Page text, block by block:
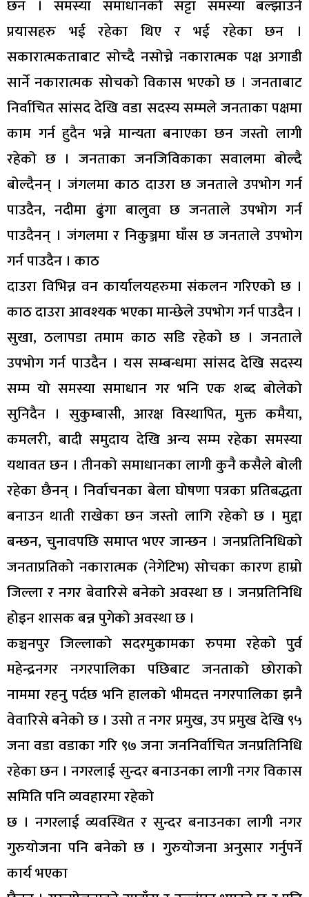
छन । समस्या समाधानको सट्टा समस्या बल्झाउने
प्रयासहरु भई रहेका थिए र भई रहेका छन ।
सकारात्मकताबाट सोच्दै नसोच्ने नकारात्मक पक्ष अगाडी
सार्ने नकारात्मक सोचको विकास भएको छ । जनताबाट
निर्वाचित सांसद देखि वडा सदस्य सम्मले जनताका पक्षमा
काम गर्न हुदैन भन्ने मान्यता बनाएका छन जस्तो लागी
रहेको छ । जनताका जनजिविकाका सवालमा बोल्दै
बोल्दैनन् । जंगलमा काठ दाउरा छ जनताले उपभोग गर्न
पाउदैन, नदीमा ढुंगा बालुवा छ जनताले उपभोग गर्न
पाउदैनन् । जंगलमा र निकुञ्जमा घाँस छ जनताले उपभोग
गर्न पाउदैन । काठ
दाउरा विभिन्न वन कार्यालयहरुमा संकलन गरिएको छ ।
काठ दाउरा आवश्यक भएका मान्छेले उपभोग गर्न पाउदैन ।
सुखा, ठलापडा तमाम काठ सडि रहेको छ । जनताले
उपभोग गर्न पाउदैन । यस सम्बन्धमा सांसद देखि सदस्य
सम्म यो समस्या समाधान गर भनि एक शब्द बोलेको
सुनिदैन । सुकुम्बासी, आरक्ष विस्थापित, मुक्त कमैया,
कमलरी, बादी समुदाय देखि अन्य सम्म रहेका समस्या
यथावत छन । तीनको समाधानका लागी कुनै कसैले बोली
रहेका छैनन् । निर्वाचनका बेला घोषणा पत्रका प्रतिबद्धता
बनाउन थाती राखेका छन जस्तो लागि रहेको छ । मुद्दा
बन्छन, चुनावपछि समाप्त भएर जान्छन । जनप्रतिनिधिको
जनताप्रतिको नकारात्मक (नेगेटिभ) सोचका कारण हाम्रो
जिल्ला र नगर बेवारिसे बनेको अवस्था छ । जनप्रतिनिधि
होइन शासक बन्न पुगेको अवस्था छ ।
कञ्चनपुर जिल्लाको सदरमुकामका रुपमा रहेको पुर्व
महेन्द्रनगर नगरपालिका पछिबाट जनताको छोराको
नाममा रहनु पर्दछ भनि हालको भीमदत्त नगरपालिका झनै
वेवारिसे बनेको छ । उसो त नगर प्रमुख, उप प्रमुख देखि ९५
जना वडा वडाका गरि ९७ जना जननिर्वाचित जनप्रतिनिधि
रहेका छन । नगरलाई सुन्दर बनाउनका लागी नगर विकास
समिति पनि व्यवहारमा रहेको
छ । नगरलाई व्यवस्थित र सुन्दर बनाउनका लागी नगर
गुरुयोजना पनि बनेको छ । गुरुयोजना अनुसार गर्नुपर्ने
कार्य भएका